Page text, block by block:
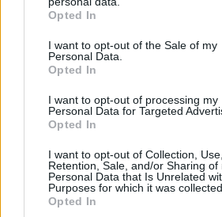
grant or deny consent to Google and
use your data for below specified
consent section.
Opted In
I want to opt-out of the Sale of my
Personal Data.
Opted In
I want to opt-out of processing my
Personal Data for Targeted
Opted In
I want to opt-out of Collection, Use,
Retention, Sale, and/or Sharing of
Personal Data that Is Unrelated
Purposes for which it was collected.
Opted In